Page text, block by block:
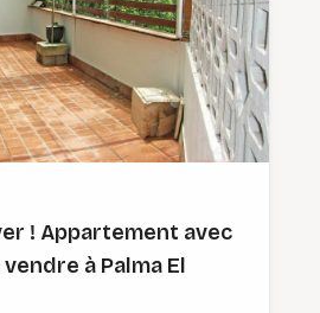
! Appartement avec
à Palma El